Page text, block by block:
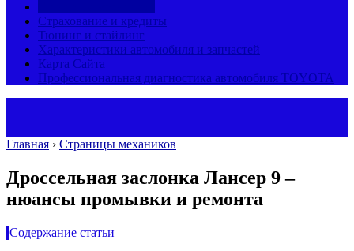
Страхование и кредиты
Тюнинг и стайлинг
Характеристики автомобиля и запчастей
Карта Сайта
Профессиональная диагностика автомобиля TOYOTA
Главная › Страницы механиков
Дроссельная заслонка Лансер 9 –
нюансы промывки и ремонта
Содержание статьи